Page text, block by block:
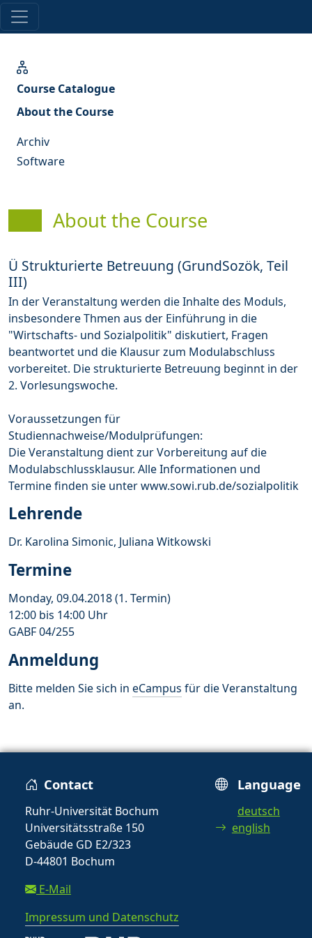
Course Catalogue
About the Course
Archiv
Software
About the Course
Ü Strukturierte Betreuung (GrundSozök, Teil
III)
In der Veranstaltung werden die Inhalte des Moduls,
insbesondere Thmen aus der Einführung in die
"Wirtschafts- und Sozialpolitik" diskutiert, Fragen
beantwortet und die Klausur zum Modulabschluss
vorbereitet. Die strukturierte Betreuung beginnt in der
2. Vorlesungswoche.
Voraussetzungen für
Studiennachweise/Modulprüfungen:
Die Veranstaltung dient zur Vorbereitung auf die
Modulabschlussklausur. Alle Informationen und
Termine finden sie unter www.sowi.rub.de/sozialpolitik
Lehrende
Dr. Karolina Simonic, Juliana Witkowski
Termine
Monday, 09.04.2018 (1. Termin)
12:00 bis 14:00 Uhr
GABF 04/255
Anmeldung
Bitte melden Sie sich in eCampus für die Veranstaltung
an.
Contact
Ruhr-Universität Bochum
Universitätsstraße 150
Gebäude GD E2/323
D-44801 Bochum
E-Mail
Impressum und Datenschutz
Language
deutsch
english